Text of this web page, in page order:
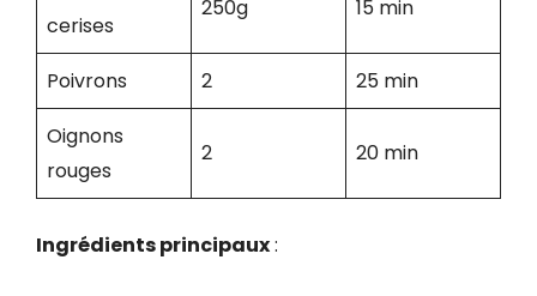
cerises
250g 15 min
Poivrons 2
25 min
Oignons
rouges
2 20 min
Ingrédients principaux: